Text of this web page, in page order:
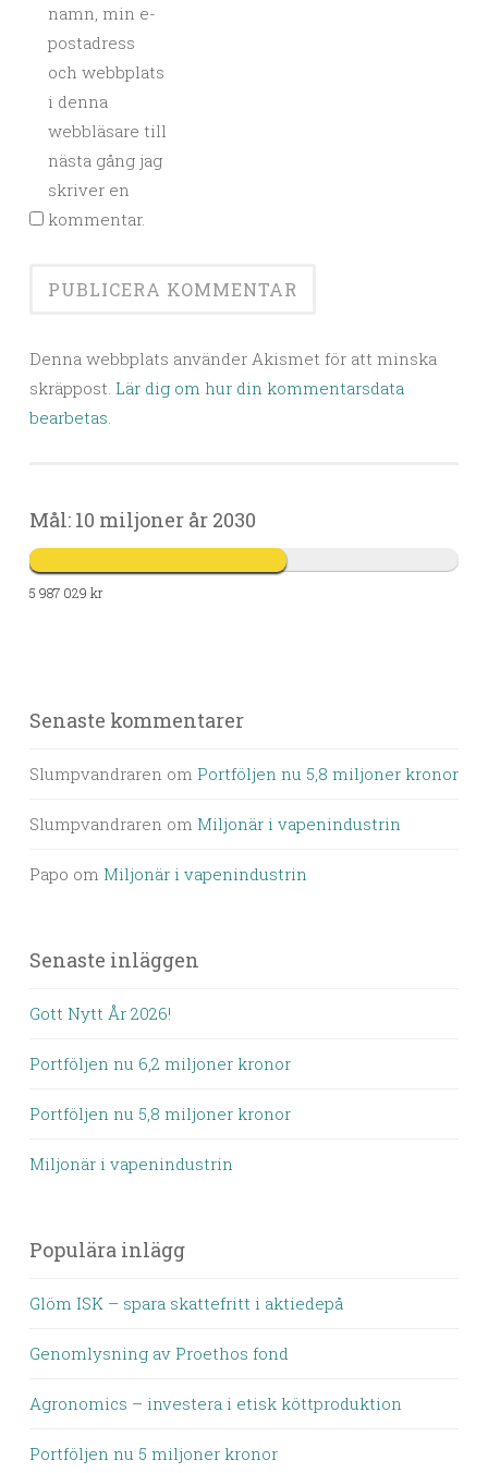
namn, min e-
postadress
och webbplats
i denna
webbläsare till
nästa gång jag
skriver en
kommentar.
Denna webbplats använder Akismet för att minska
skräppost. Lär dig om hur din kommentarsdata
bearbetas
Mål: 10 miljoner år 2030
5 987 029 kr
Senaste kommentarer
Slumpvandraren om Portföljen nu 5,8 miljoner kronor
Slumpvandraren om Miljonär i vapenindustrin
Papo om Miljonär i vapenindustrin
Senaste inläggen
Gott Nytt År 2026!
Portföljen nu 6,2 miljoner kronor
Portföljen nu 5,8 miljoner kronor
Miljonär i vapenindustrin
Populära inlägg
Glöm ISK – spara skattefritt i aktiedepå
Genomlysning av Proethos fond
Agronomics – investera i etisk köttproduktion
Portföljen nu 5 miljoner kronor